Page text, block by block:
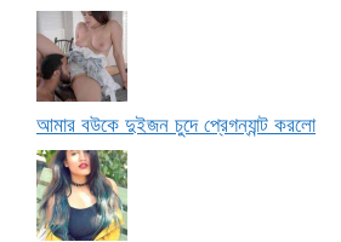
আমার বউকে দুইজন চুদে প্রেগন্যান্ট করলো